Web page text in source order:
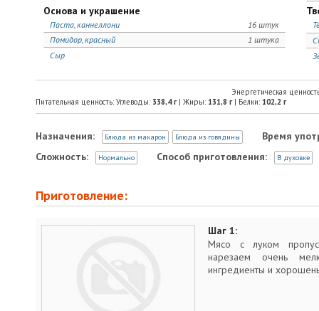
Основа и украшение
16 штук
Паста, каннеллони
1 штука
Помидор, красный
Сыр
Энергетическая
Питательная ценность: Углеводы: 338,4г| Жиры: 131,8 г| Белки: 102,2 г
Назначения: Блюда из макарон Блюда из говядины
Время
Сложность:
Нормально Способ приготовления: В духовке
Приготовление:
Шаг 1:
Мясо с луком
нарезаем очень
ингредиенты и